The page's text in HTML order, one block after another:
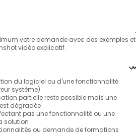
votre demande avec des exemples et
vidéo explicatif.
du logiciel ou d'une fonctionnalité
système)
partielle reste possible mais une
dégradée
pas une fonctionnalité ou une
solution
ou demande de formations